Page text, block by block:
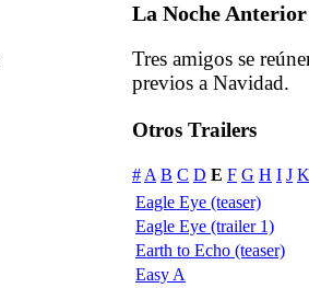
La Noche
Tres amigos se
previos a Navidad.
Otros Trailers
# A B C D E F G H I J K
Eagle Eye (teaser)
Eagle Eye (trailer 1)
Earth to Echo (teaser)
Easy A